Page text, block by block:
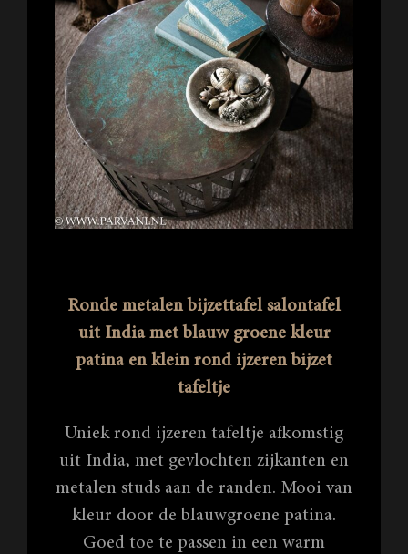
Ronde metalen bijzettafel salontafel
uit India met blauw groene kleur
patina en klein rond ijzeren bijzet
tafeltje
Uniek rond ijzeren tafeltje afkomstig
uit India, met gevlochten zijkanten en
metalen studs aan de randen. Mooi van
kleur door de blauwgroene patina.
Goed toe te passen in een warm